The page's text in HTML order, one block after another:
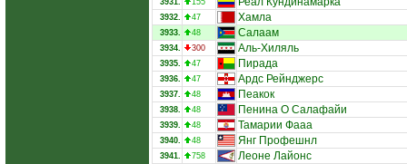
3931. 155
3932. 47 Хамла
3933. 48 Салаам
3934. 300 Аль-Хиляль
3935. 47 Пирада
3936. 47 Ардс Рейнджерс
3937. 48 Пеакок
3938. 48 Пенина О Салафайи
3939. 48 Тамарии Фааа
3940. 48 Янг Профешнл
3941. 758 Леоне Лайонс